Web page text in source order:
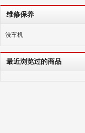
维修保养
洗车机
最近浏览过的商品